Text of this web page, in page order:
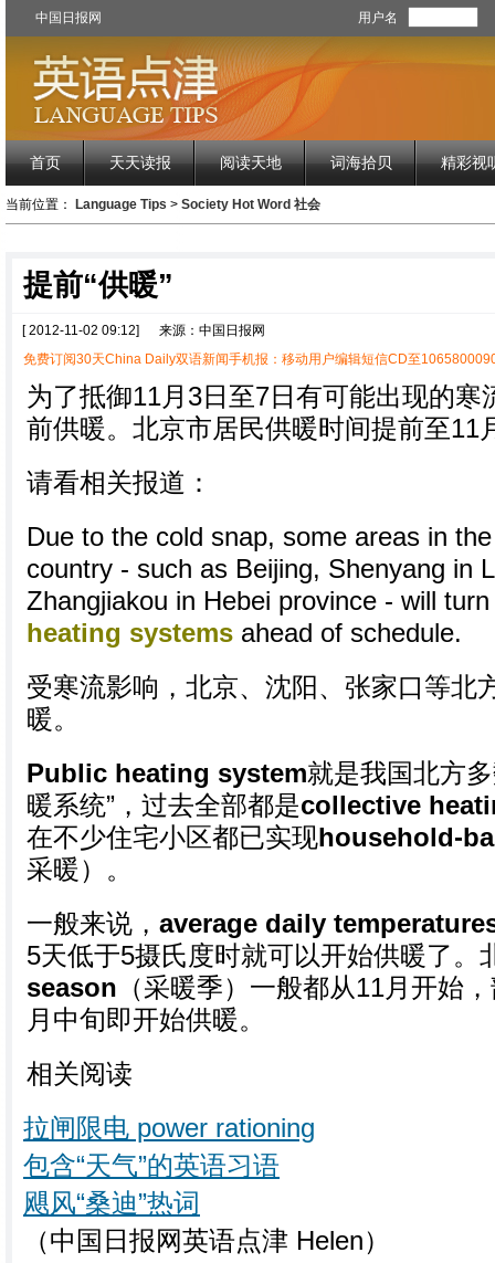
中国日报网 用户名
首页 天天读报 阅读天地 词海拾贝 精彩视
当前位置： Language Tips > Society Hot Word 社会
提前“供暖”
[ 2012-11-02 09:12]
来源：中国日报网
免费订阅30天China Daily双语新闻手机报：移动用户编辑短信CD至
为了抵御11月3日至7日有可能出现的寒
前供暖。北京市居民供暖时间提前至11
请看相关报道：
Due to the cold snap, some areas in
country - such as Beijing, Shenyang in
Zhangjiakou in Hebei province - will
heating systems ahead of schedule.
受寒流影响，北京、沈阳、张家口等北
暖。
Public heating system就是我国北方
暖系统”，过去全部都是collective
在不少住宅小区都已实现household-
采暖）。
一般来说， average daily
5天低于5摄氏度时就可以开始供暖了。
season （采暖季）一般都从11月开始
月中旬即开始供暖。
相关阅读
拉闸限电 power rationing
包含“天气”的英语习语
飓风“桑迪”热词
（中国日报网英语点津 Helen）